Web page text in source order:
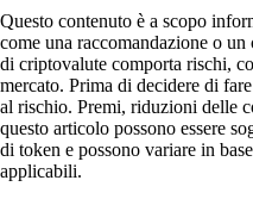
Questo contenuto è a scopo
come una raccomandazione o
di criptovalute comporta rischi,
mercato. Prima di decidere di
al rischio. Premi, riduzioni delle
questo articolo possono essere
di token e possono variare in
applicabili.